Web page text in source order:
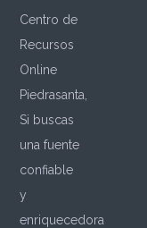
Centro de
Recursos
Online
Piedrasanta,
Si buscas
una fuente
confiable
y
enriquecedora